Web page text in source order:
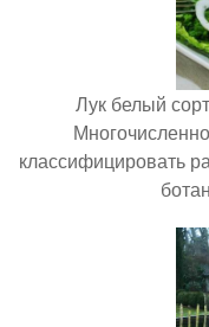
Лук белый
классифицировать